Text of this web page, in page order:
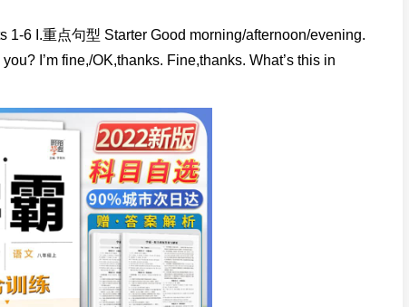
1-6 I.重点句型 Starter Good morning/afternoon/evening.
I’m fine,/OK,thanks. Fine,thanks. What’s this in